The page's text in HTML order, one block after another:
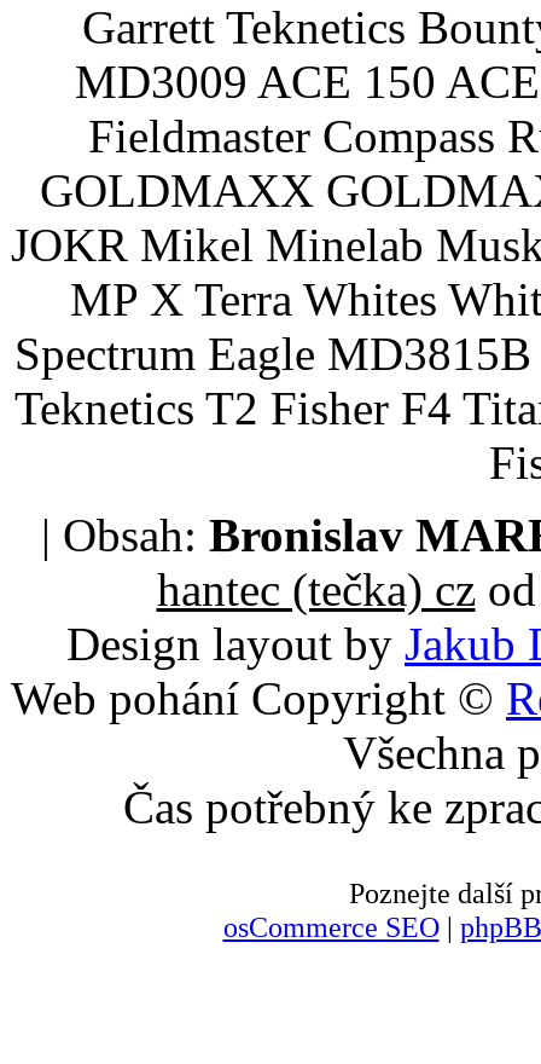
Garrett Teknetics
MD3009 ACE 150
Fieldmaster Compass
GOLDMAXX
JOKR Mikel Minelab
MP X Terra Whites
Spectrum Eagle
Teknetics T2 Fisher F4
| Obsah: Bronislav
hantec (tečka) czod
Design layout by Jakub
Web pohání Copyright ©
Všechna
Čas potřebný ke
Poznejte další
osCommerce SEO|